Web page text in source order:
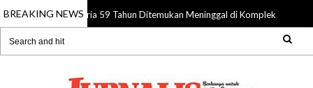
BREAKING NEWS
08 Aug 2026 Pria 59 Tahun Ditemukan Meninggal di Komplek Pasar